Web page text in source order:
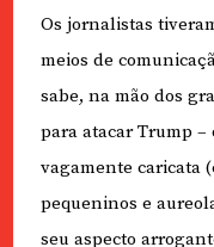
Os jornalistas
meios de
sabe, na mão dos
para atacar Trump –
vagamente caricata
pequeninos e
seu aspecto